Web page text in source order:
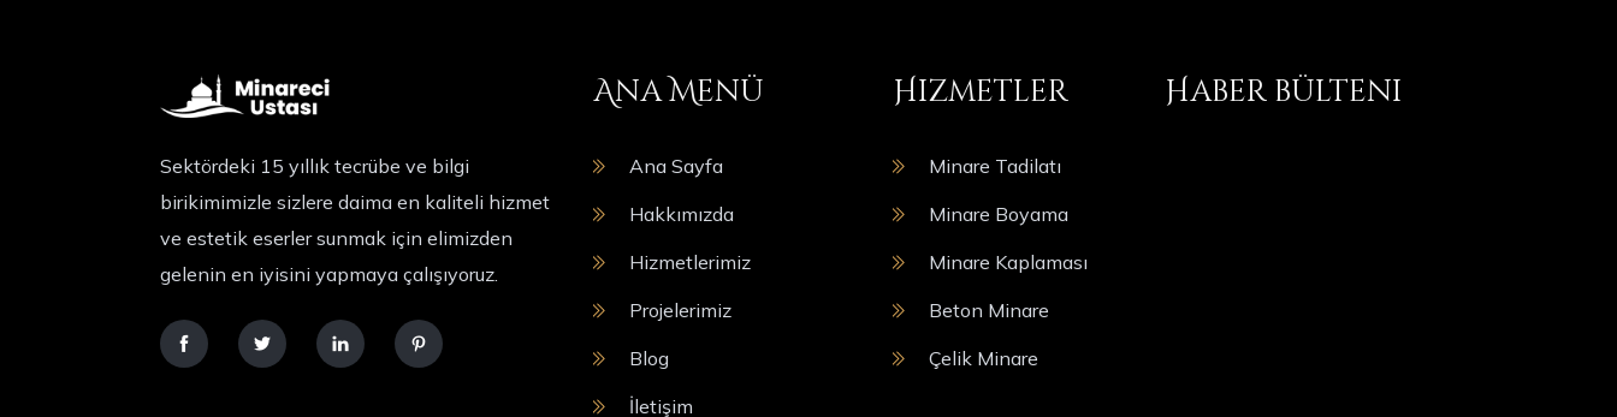
Sektördeki 15 yıllık tecrübe ve bilgi
birikimimizle sizlere daima en kaliteli hizmet
ve estetik eserler sunmak için elimizden
gelenin en iyisini yapmaya çalışıyoruz.
Ana Menü
Ana Sayfa
Hakkımızda
Hizmetlerimiz
Projelerimiz
Blog
İletişim
Hizmetler
Minare Tadilatı
Minare Boyama
Minare Kaplaması
Beton Minare
Çelik Minare
Haber bülteni